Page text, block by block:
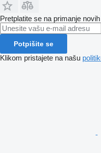
Pretplatite se na primanje
Potpišite se
Klikom pristajete na našu